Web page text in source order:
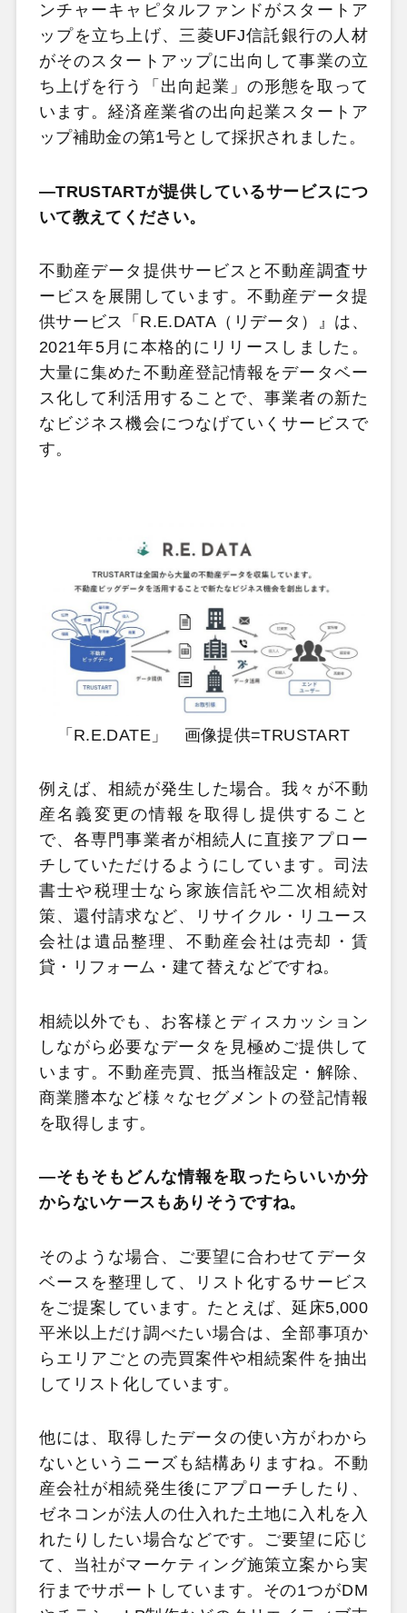
ンチャーキャピタルファンドがスタートア
ップを立ち上げ、三菱UFJ信託銀行の人材
がそのスタートアップに出向して事業の立
ち上げを行う「出向起業」の形態を取って
います。経済産業省の出向起業スタートア
ップ補助金の第1号として採択されました。
―TRUSTARTが提供しているサービスにつ
いて教えてください。
不動産データ提供サービスと不動産調査サ
ービスを展開しています。不動産データ提
供サービス「R.E.DATA（リデータ）』は、
2021年5月に本格的にリリースしました。
大量に集めた不動産登記情報をデータベー
ス化して利活用することで、事業者の新た
なビジネス機会につなげていくサービスで
す。
「R.E.DATE」 画像提供=TRUSTART
例えば、相続が発生した場合。我々が不動
産名義変更の情報を取得し提供すること
で、各専門事業者が相続人に直接アプロー
チしていただけるようにしています。司法
書士や税理士なら家族信託や二次相続対
策、還付請求など、リサイクル・リユース
会社は遺品整理、不動産会社は売却・賃
貸・リフォーム・建て替えなどですね。
相続以外でも、お客様とディスカッション
しながら必要なデータを見極めご提供して
います。不動産売買、抵当権設定・解除、
商業謄本など様々なセグメントの登記情報
を取得します。
―そもそもどんな情報を取ったらいいか分
からないケースもありそうですね。
そのような場合、ご要望に合わせてデータ
ベースを整理して、リスト化するサービス
をご提案しています。たとえば、延床5,000
平米以上だけ調べたい場合は、全部事項か
らエリアごとの売買案件や相続案件を抽出
してリスト化しています。
他には、取得したデータの使い方がわから
ないというニーズも結構ありますね。不動
産会社が相続発生後にアプローチしたり、
ゼネコンが法人の仕入れた土地に入札を入
れたりしたい場合などです。ご要望に応じ
て、当社がマーケティング施策立案から実
行までサポートしています。その1つがDM